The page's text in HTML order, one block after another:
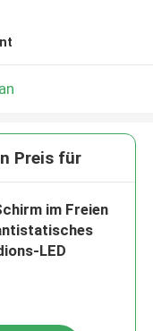
Preis für
im Freien
LED